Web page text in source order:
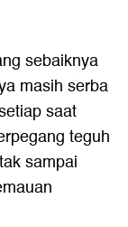
sebaiknya
masih serba
saat
teguh
sampai